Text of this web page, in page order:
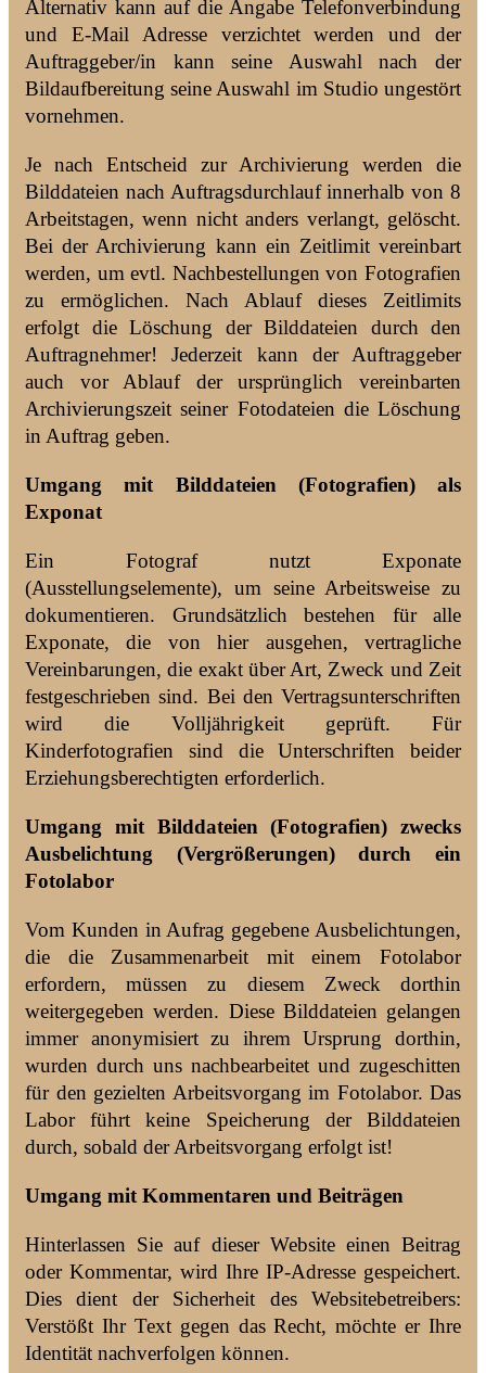
Alternativ kann auf die Angabe Telefonverbindung
und E-Mail Adresse verzichtet werden und der
Auftraggeber/in kann seine Auswahl nach der
Bildaufbereitung seine Auswahl im Studio ungestört
vornehmen.
Je nach Entscheid zur Archivierung werden die
Bilddateien nach Auftragsdurchlauf innerhalb von 8
Arbeitstagen, wenn nicht anders verlangt, gelöscht.
Bei der Archivierung kann ein Zeitlimit vereinbart
werden, um evtl. Nachbestellungen von Fotografien
zu ermöglichen. Nach Ablauf dieses Zeitlimits
erfolgt die Löschung der Bilddateien durch den
Auftragnehmer! Jederzeit kann der Auftraggeber
auch vor Ablauf der ursprünglich vereinbarten
Archivierungszeit seiner Fotodateien die Löschung
in Auftrag geben.
Umgang mit Bilddateien (Fotografien) als
Exponat
Ein Fotograf nutzt Exponate
(Ausstellungselemente), um seine Arbeitsweise zu
dokumentieren. Grundsätzlich bestehen für alle
Exponate, die von hier ausgehen, vertragliche
Vereinbarungen, die exakt über Art, Zweck und Zeit
festgeschrieben sind. Bei den Vertragsunterschriften
wird die Volljährigkeit geprüft. Für
Kinderfotografien sind die Unterschriften beider
Erziehungsberechtigten erforderlich.
Umgang mit Bilddateien (Fotografien) zwecks
Ausbelichtung (Vergrößerungen) durch ein
Fotolabor
Vom Kunden in Aufrag gegebene Ausbelichtungen,
die die Zusammenarbeit mit einem Fotolabor
erfordern, müssen zu diesem Zweck dorthin
weitergegeben werden. Diese Bilddateien gelangen
immer anonymisiert zu ihrem Ursprung dorthin,
wurden durch uns nachbearbeitet und zugeschitten
für den gezielten Arbeitsvorgang im Fotolabor. Das
Labor führt keine Speicherung der Bilddateien
durch, sobald der Arbeitsvorgang erfolgt ist!
Umgang mit Kommentaren und Beiträgen
Hinterlassen Sie auf dieser Website einen Beitrag
oder Kommentar, wird Ihre IP-Adresse gespeichert.
Dies dient der Sicherheit des Websitebetreibers:
Verstößt Ihr Text gegen das Recht, möchte er Ihre
Identität nachverfolgen können.